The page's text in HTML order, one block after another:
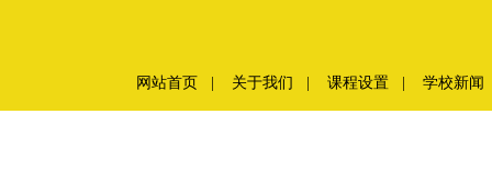
网站首页 关于我们 课程设置 学校新闻